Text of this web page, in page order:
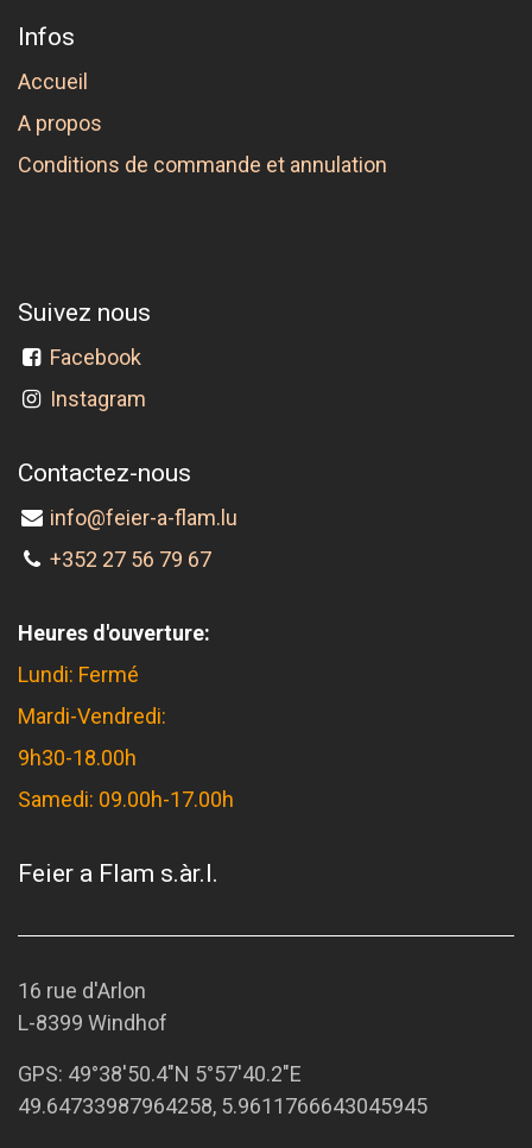
Infos
Accueil
A propos
Conditions de commande et annulation
Suivez nous
Facebook
Instagram
Contactez-nous
info@feier-a-flam.lu
+352 27 56 79 67
Heures d'ouverture:
Lundi: Fermé
Mardi-Vendredi:
9h30-18.00h
Samedi: 09.00h-17.00h
Feier a Flam s.àr.l.
16 rue d'Arlon
L-8399 Windhof
GPS: 49°38'50.4"N 5°57'40.2"E
49.64733987964258, 5.9611766643045945